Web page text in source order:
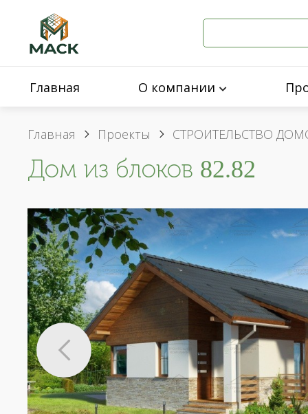
Главная О компании
Главная Проекты СТРОИТЕЛЬСТВО
Дом из блоков 82.82